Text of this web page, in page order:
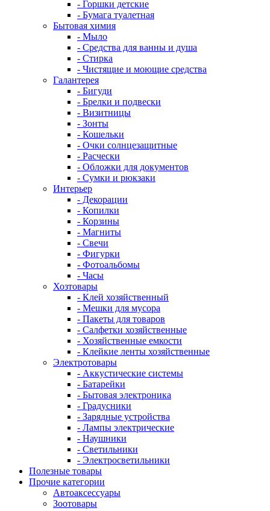
- Горшки детские
- Бумага туалетная
Бытовая химия
- Мыло
- Средства для ванны и душа
- Стирка
- Чистящие и моющие средства
Галантерея
- Бигуди
- Брелки и подвески
- Визитницы
- Зонты
- Кошельки
- Очки солнцезащитные
- Расчески
- Обложки для документов
- Сумки и рюкзаки
Интерьер
- Декорации
- Копилки
- Корзины
- Магниты
- Свечи
- Фигурки
- Фотоальбомы
- Часы
Хозтовары
- Клей хозяйственный
- Мешки для мусора
- Пакеты для товаров
- Салфетки хозяйственные
- Хозяйственные емкости
- Клейкие ленты хозяйственные
Электротовары
- Аккустические системы
- Батарейки
- Бытовая электроника
- Градусники
- Зарядные устройства
- Лампы электрические
- Наушники
- Светильники
- Электросветильники
Полезные товары
Прочие категории
Автоаксессуары
Зоотовары